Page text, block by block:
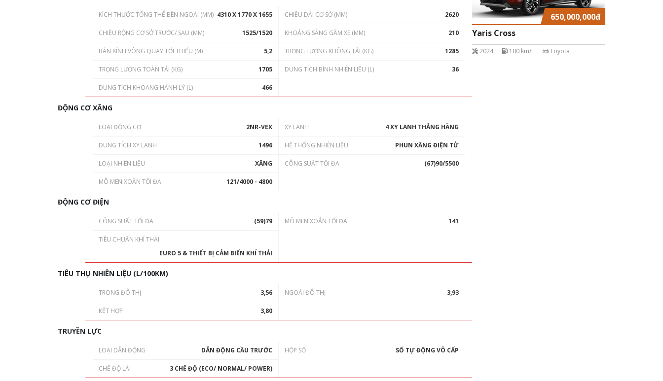
KÍCH THƯỚC TỔNG THỂ BÊN NGOÀI (MM) 4310 X 1770 X 1655 CHIỀU DÀI CƠ SỞ (MM) 2620
CHIỀU RỘNG CƠ SỞ TRƯỚC/ SAU (MM) 1525/1520 KHOẢNG SÁNG GẦM XE (MM) 210
BÁN KÍNH VÒNG QUAY TỐI THIỂU (M) 5,2 TRỌNG LƯỢNG KHÔNG TẢI (KG) 1285
TRỌNG LƯỢNG TOÀN TẢI (KG) 1705 DUNG TÍCH BÌNH NHIÊN LIỆU (L) 36
DUNG TÍCH KHOANG HÀNH LÝ (L) 466
ĐỘNG CƠ XĂNG
LOẠI ĐỘNG CƠ 2NR-VEX XY LANH 4 XY LANH THẲNG HÀNG
DUNG TÍCH XY LANH 1496 HỆ THỐNG NHIÊN LIỆU PHUN XĂNG ĐIỆN TỬ
LOẠI NHIÊN LIỆU XĂNG CÔNG SUẤT TỐI ĐA (67)90/5500
MÔ MEN XOẮN TỐI ĐA 121/4000 - 4800
ĐỘNG CƠ ĐIỆN
CÔNG SUẤT TỐI ĐA (59)79 MÔ MEN XOẮN TỐI ĐA 141
TIÊU CHUẨN KHÍ THẢI
EURO 5 & THIẾT BỊ CẢM BIẾN KHÍ THẢI
TIÊU THỤ NHIÊN LIỆU (L/100KM)
TRONG ĐÔ THỊ 3,56 NGOÀI ĐÔ THỊ 3,93
KẾT HỢP 3,80
TRUYỀN LỰC
LOẠI DẪN ĐỘNG DẪN ĐỘNG CẦU TRƯỚC HỘP SỐ SỐ TỰ ĐỘNG VÔ CẤP
CHẾ ĐỘ LÁI 3 CHẾ ĐỘ (ECO/ NORMAL/ POWER)
650,000,000đ
Yaris Cross
2024 100 km/L Toyota